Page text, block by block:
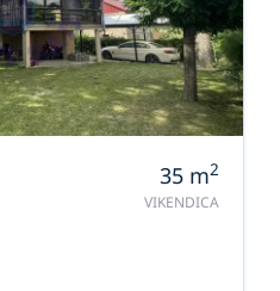
35 m2
VIKENDICA